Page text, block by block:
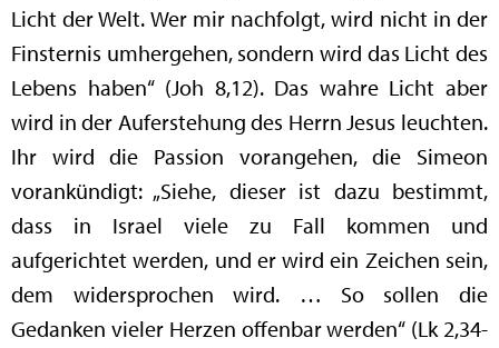
Licht der Welt. Wer mir nachfolgt, wird nicht in der
Finsternis umhergehen, sondern wird das Licht des
Lebens haben“ (Joh 8,12). Das wahre Licht aber
wird in der Auferstehung des Herrn Jesus leuchten.
Ihr wird die Passion vorangehen, die Simeon
vorankündigt: „Siehe, dieser ist dazu bestimmt,
dass in Israel viele zu Fall kommen und
aufgerichtet werden, und er wird ein Zeichen sein,
dem widersprochen wird. … So sollen die
Gedanken vieler Herzen offenbar werden“ (Lk 2,34-